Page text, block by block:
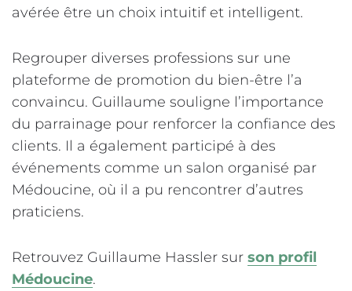
avérée être un choix intuitif et intelligent.
Regrouper diverses professions sur une
plateforme de promotion du bien-être l’a
convaincu. Guillaume souligne l’importance
du parrainage pour renforcer la confiance des
clients. Il a également participé à des
événements comme un salon organisé par
Médoucine, où il a pu rencontrer d’autres
praticiens.
Retrouvez Guillaume Hassler sur son profil
Médoucine.